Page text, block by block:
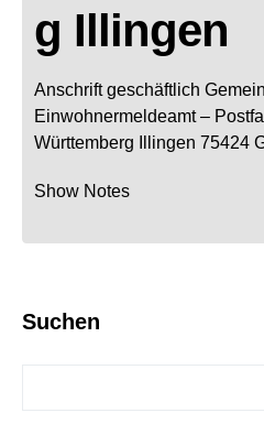
g Illingen
Anschrift geschäftlich
Einwohnermeldeamt –
Württemberg
Illingen 75424
Show Notes
Suchen